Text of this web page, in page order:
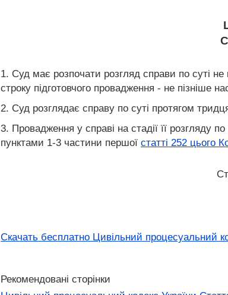
1. Суд має розпочати розгляд справи по суті не
строку підготовчого провадження - не пізніше
2. Суд розглядає справу по суті протягом
3. Провадження у справі на стадії її розгляду
пунктами 1-3 частини першої статті 252 цього
Скачать бесплатно Цивільний процесуальний
Рекомендовані сторінки